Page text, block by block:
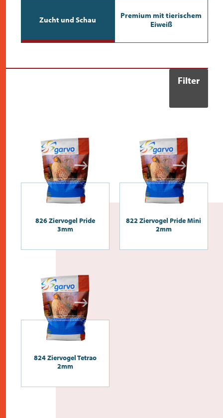
Zucht und Schau
Premium mit tierischem
Eiweiß
Filter
826 Ziervogel Pride
3mm
822 Ziervogel Pride Mini
2mm
824 Ziervogel Tetrao
2mm